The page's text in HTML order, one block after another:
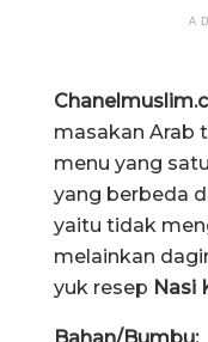
masakan Arab
menu yang
yang berbeda
yaitu tidak
melainkan
yuk resep Nasi